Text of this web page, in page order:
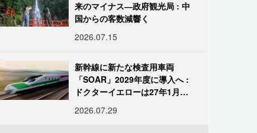
来のマイナス―政府観光局 : 中
国からの客数減響く
2026.07.15
新幹線に新たな検査用車両
「SOAR」2029年度に導入へ :
ドクターイエローは27年1月に
2026.07.29